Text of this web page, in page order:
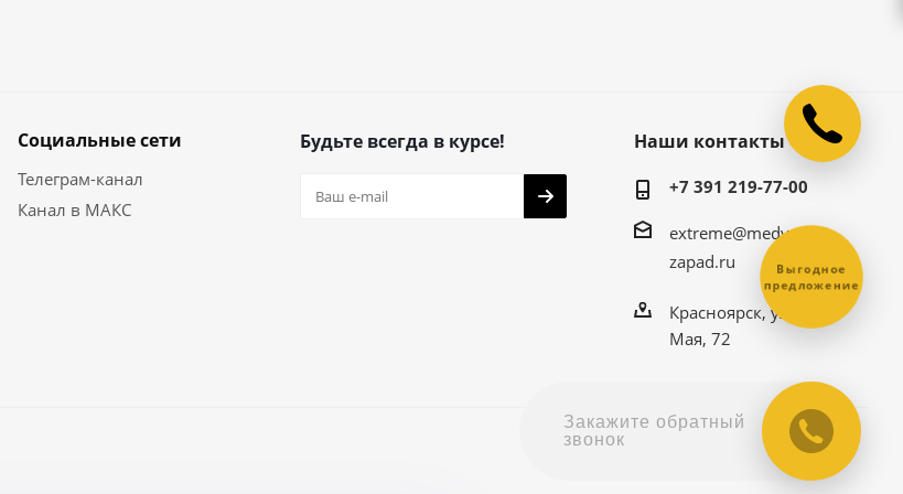
Социальные сети
Телеграм-канал
Канал в МАКС
Будьте всегда в курсе! Наши контакты
+7 391 219-77-00
extreme@medved-
zapad.ru
Красноярск, ул. 9
Мая, 72
Закажите обратный
звонок
Выгодное
предложение